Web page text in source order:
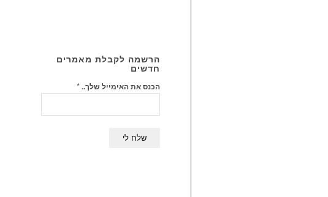
הרשמה לקבלת מאמרים
חדשים
הכנס את האימייל שלך..*